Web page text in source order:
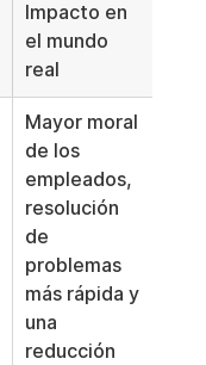
Impacto en
el mundo
real
Mayor moral
de los
empleados,
resolución
de
problemas
más rápida y
una
reducción